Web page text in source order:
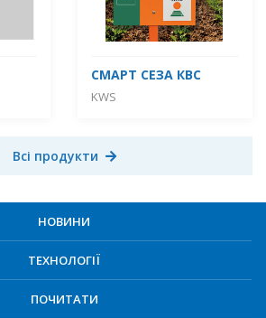
СМАРТ СЕЗА КВС
KWS
Всі продукти
НОВИНИ
ТЕХНОЛОГІЇ
ПОЧИТАТИ